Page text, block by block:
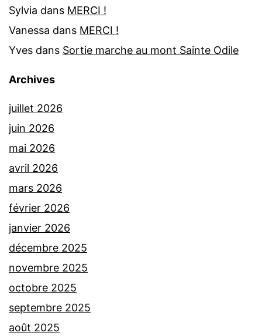
Sylvia dans MERCI !
Vanessa dans MERCI !
Yves dans Sortie marche au mont Sainte Odile
Archives
juillet 2026
juin 2026
mai 2026
avril 2026
mars 2026
février 2026
janvier 2026
décembre 2025
novembre 2025
octobre 2025
septembre 2025
août 2025